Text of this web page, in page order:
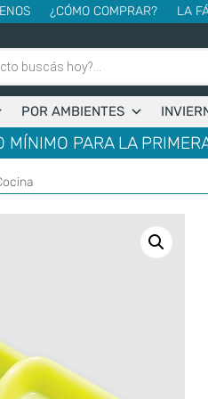
¿CÓMO COMPRAR? LA
POR AMBIENTES
MÍNIMO PARA LA